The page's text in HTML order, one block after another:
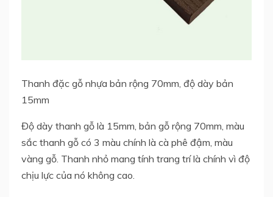
Thanh đặc gỗ nhựa bản rộng 70mm, độ dày bản
15mm
Độ dày thanh gỗ là 15mm, bản gỗ rộng 70mm, màu
sắc thanh gỗ có 3 màu chính là cà phê đậm, màu
vàng gỗ. Thanh nhỏ mang tính trang trí là chính vì độ
chịu lực của nó không cao.